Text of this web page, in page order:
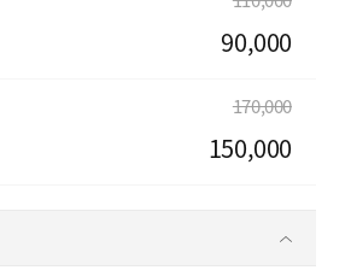
90,000
170,000
150,000